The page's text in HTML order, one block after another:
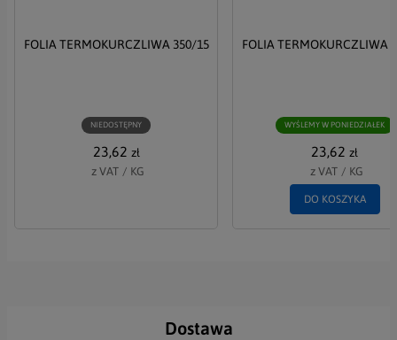
Akceptuję Politykę Prywatności i Politykę RODO
FOLIA TERMOKURCZLIWA 350/15
NIEDOSTĘPNY
23,62 zł
z VAT / KG
FOLIA TERMOKURCZLIWA
WYŚLEMY W PONIEDZIAŁEK
23,62 zł
z VAT / KG
DO KOSZYKA
Dostawa